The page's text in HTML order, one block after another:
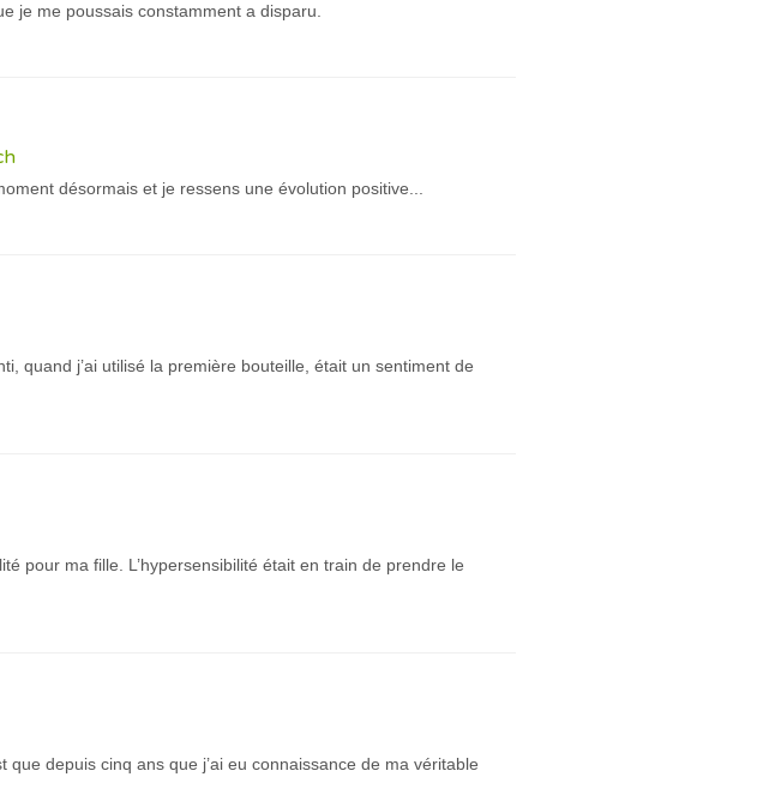
je me poussais constamment a disparu.
désormais et je ressens une évolution positive...
quand j’ai utilisé la première bouteille, était un sentiment de
pour ma fille. L’hypersensibilité était en train de prendre le
que depuis cinq ans que j’ai eu connaissance de ma véritable